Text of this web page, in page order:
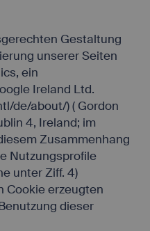
Gestaltung
unserer Seiten
ein
Ireland Ltd.
de/about/) ( Gordon
4, Ireland; im
Zusammenhang
Nutzungsprofile
unter Ziff. 4)
Cookie erzeugten
dieser